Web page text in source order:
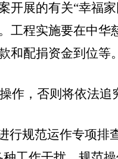
开展的有关“幸福
工程实施要在中华
和配捐资金到位等。
作，否则将依法追
规范运作专项排